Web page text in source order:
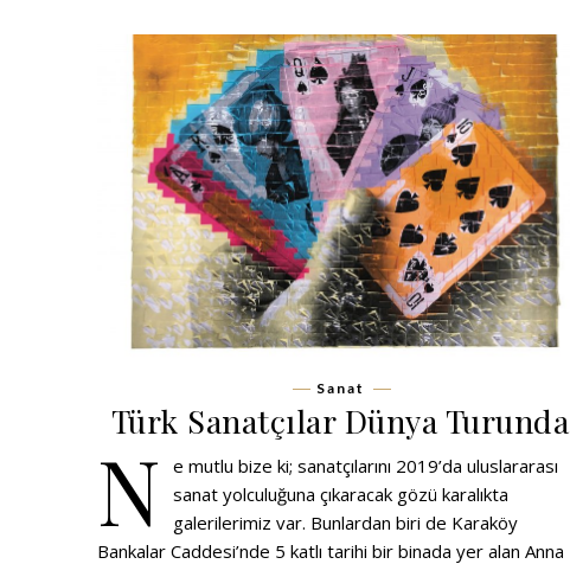
Sanat
Türk Sanatçılar Dünya Turunda
N
e mutlu bize ki; sanatçılarını 2019’da uluslararası
sanat yolculuğuna çıkaracak gözü karalıkta
galerilerimiz var. Bunlardan biri de Karaköy
Bankalar Caddesi’nde 5 katlı tarihi bir binada yer alan Anna